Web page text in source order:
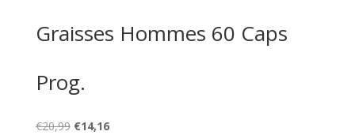
Graisses Hommes 60 Caps
Prog.
€20,99 Le
€14,16Le